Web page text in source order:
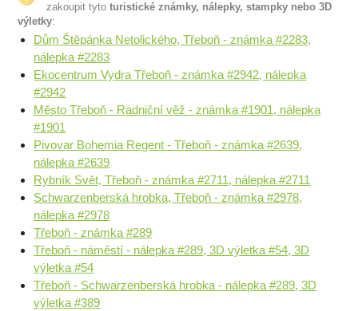
zakoupit tytoturistické známky, nálepky, stampky nebo 3D
výletky:
Dům Štěpánka Netolického, Třeboň - známka #2283,
nálepka #2283
Ekocentrum Vydra Třeboň - známka #2942, nálepka
#2942
Město Třeboň - Radniční věž - známka #1901, nálepka
#1901
Pivovar Bohemia Regent - Třeboň - známka #2639,
nálepka #2639
Rybník Svět, Třeboň - známka #2711, nálepka #2711
Schwarzenberská hrobka, Třeboň - známka #2978,
nálepka #2978
Třeboň - známka #289
Třeboň - náměstí - nálepka #289, 3D výletka #54, 3D
výletka #54
Třeboň - Schwarzenberská hrobka - nálepka #289, 3D
výletka #389